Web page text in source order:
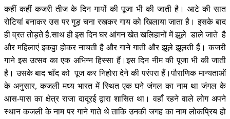
कहीं कहीं कजरी तीज के दिन गायों की पूजा भी की जाती है। आटे की सात
रोटियां बनाकर उस पर गुड़ चना रखकर गाय को खिलाया जाता है। इसके बाद
ही व्रत तोड़ते है.साथ ही इस दिन घर आंगन खेत खलिहानों में झूले डाले जाते है
और महिलाएं इकठ्ठा होकर नाचती है और गाने गाती और झूले झूलती हैं। कजरी
गाने इस उत्सव का एक अभिन्न हिस्सा हैं।इस दिन नीम की पूजा भी की जाती
है। उसके बाद चाँद को पूज कर निहोरा देने की परंपरा हैं।पौराणिक मान्यताओं
के अनुसार, कजली मध्य भारत में स्थित एक घने जंगल का नाम था जंगल के
आस-पास का क्षेत्र राजा दादूरई द्वारा शासित था। वहाँ रहने वाले लोग अपने
स्थान कजली के नाम पर गाने गाते थे ताकि उनकी जगह का नाम लोकप्रिय हो